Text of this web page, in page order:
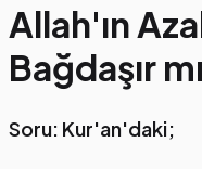
Allah'ın
Bağdaşır
Soru: Kur'an'daki;